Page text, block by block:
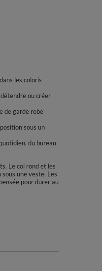
les coloris
ou créer
de garde robe
sous un
du bureau
Le col rond et les
une veste. Les
pour durer au